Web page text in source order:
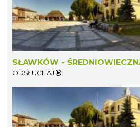
SŁAWKÓW -
ODSŁUCHAJ